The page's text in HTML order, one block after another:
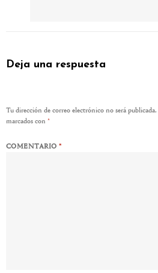
Deja una respuesta
Tu dirección de correo electrónico no será publicada.
marcados con *
COMENTARIO*